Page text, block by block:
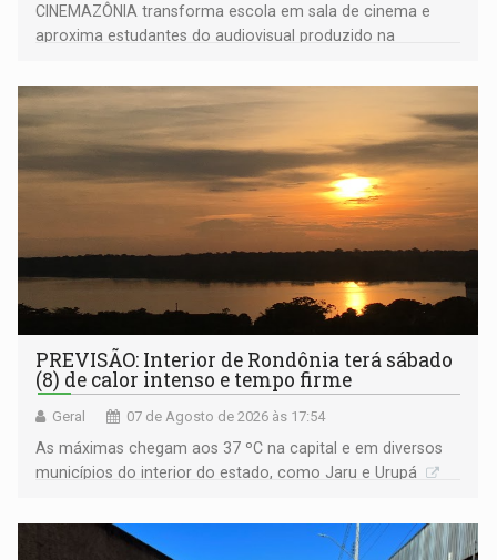
CINEMAZÔNIA transforma escola em sala de cinema e
aproxima estudantes do audiovisual produzido na
PREVISÃO: Interior de Rondônia terá sábado
(8) de calor intenso e tempo firme
Geral 07 de Agosto de 2026 às 17:54
As máximas chegam aos 37 ºC na capital e em diversos
municípios do interior do estado, como Jaru e Urupá